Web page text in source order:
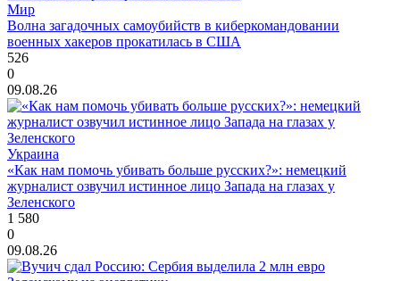
Мир
Волна загадочных самоубийств в киберкомандовании
военных хакеров прокатилась в США
526
0
09.08.26
Украина
«Как нам помочь убивать больше русских?»: немецкий
журналист озвучил истинное лицо Запада на глазах у
Зеленского
1 580
0
09.08.26